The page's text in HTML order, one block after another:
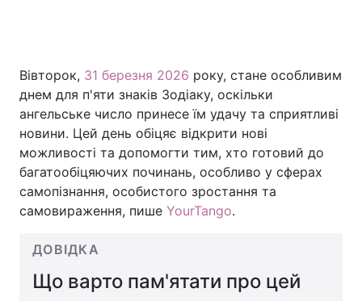
Вівторок, 31 березня 2026 року, стане особливим
днем для п'яти знаків Зодіаку, оскільки
ангельське число принесе їм удачу та сприятливі
новини. Цей день обіцяє відкрити нові
можливості та допомогти тим, хто готовий до
багатообіцяючих починань, особливо у сферах
самопізнання, особистого зростання та
самовираження, пише YourTango.
ДОВІДКА
Що варто пам'ятати про цей